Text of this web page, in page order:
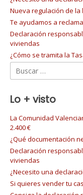
Nueva regulación de
Te ayudamos a
Declaración
viviendas
¿Cómo se tramita la
Buscar:
Lo + visto
La Comunidad
2.400 €
¿Qué documentación
Declaración
viviendas
¿Necesito una
Si quieres vender tu